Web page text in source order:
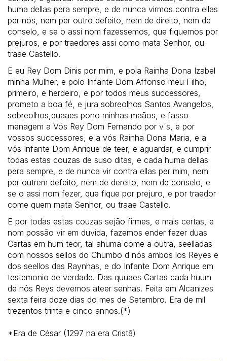
huma dellas pera sempre, e de nunca virmos contra ellas
per nós, nem per outro defeito, nem de direito, nem de
conselo, e se o assi nom fazessemos, que fiquemos por
prejuros, e por traedores assi como mata Senhor, ou
traae Castello.
E eu Rey Dom Dinis por mim, e pola Rainha Dona Izabel
minha Mulher, e polo Infante Dom Affonso meu Filho,
primeiro, e herdeiro, e por todos meus successores,
prometo a boa fé, e jura sobreolhos Santos Avangelos,
sobreolhos,quaaes pono minhas maãos, e fasso
menagem a Vós Rey Dom Fernando por v´s, e por
vossos successores, e a vós Rainha Dona Maria, e a
vós Infante Dom Anrique de teer, e aguardar, e cumprir
todas estas couzas de suso ditas, e cada huma dellas
pera sempre, e de nunca vir contra ellas per mim, nem
per outrem defeito, nem de dereito, nem de conselo, e
se o assi nom fezer, que fique por prejuro, e por traedor
come quem mata Senhor, ou traae Castello.
E por todas estas couzas sejão firmes, e mais certas, e
nom possão vir em duvida, fazemos ender fezer duas
Cartas em hum teor, tal ahuma come a outra, seelladas
com nossos sellos do Chumbo d nós ambos los Reyes e
dos seellos das Raynhas, e do Infante Dom Anrique em
testemonio de verdade. Das quuaes Cartas cada huum
de nós Reys devemos ateer senhas. Feita em Alcanizes
sexta feira doze dias do mes de Setembro. Era de mil
trezentos trinta e cinco annos.(*)
*Era de César (1297 na era Cristã)